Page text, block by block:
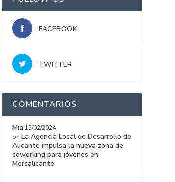
FACEBOOK
TWITTER
COMENTARIOS
Mia 15/02/2024
on La Agencia Local de Desarrollo de
Alicante impulsa la nueva zona de
coworking para jóvenes en
Mercalicante